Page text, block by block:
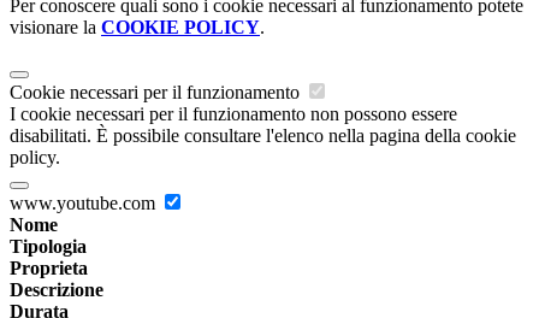
Per conoscere quali sono i cookie necessari al funzionamento potete
visionare la COOKIE POLICY.
Cookie necessari per il funzionamento
I cookie necessari per il funzionamento non possono essere
disabilitati. È possibile consultare l'elenco nella pagina della cookie
policy.
www.youtube.com
Nome
Tipologia
Proprieta
Descrizione
Durata